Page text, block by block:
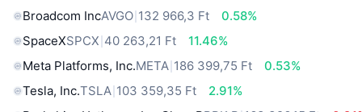
Broadcom IncAVGO 132 966,3 Ft
0.58%
SpaceXSPCX 40 263,21 Ft
11.46%
Meta Platforms, Inc.META 186 399,75 Ft
0.53%
Tesla, Inc.TSLA 103 359,35 Ft
2.91%